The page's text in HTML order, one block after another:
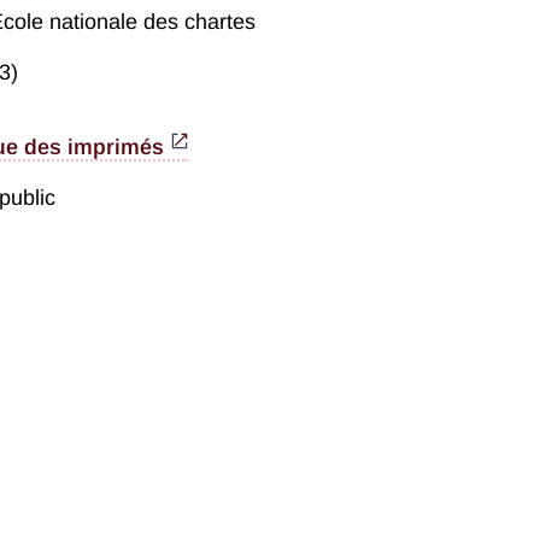
nationale des chartes
des imprimés